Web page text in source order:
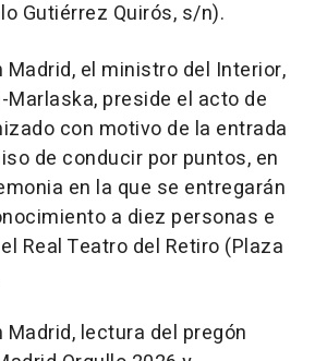
Gutiérrez Quirós, s/n).
Madrid, el ministro del Interior,
Marlaska, preside el acto de
con motivo de la entrada
de conducir por puntos, en
en la que se entregarán
a diez personas e
Real Teatro del Retiro (Plaza
Madrid, lectura del pregón